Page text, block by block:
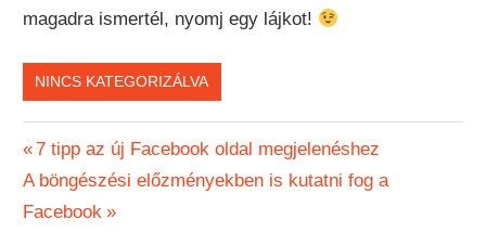
magadra ismertél, nyomj egy lájkot!
NINCS KATEGORIZÁLVA
Bejegyzés
navigáció
Previous
Post:
7 tipp az új Facebook oldal megjelenéshez
Next
Post:
A böngészési előzményekben is kutatni fog a
Facebook